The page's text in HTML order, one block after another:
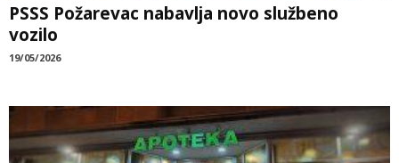
PSSS Požarevac nabavlja novo službeno
vozilo
19/05/2026